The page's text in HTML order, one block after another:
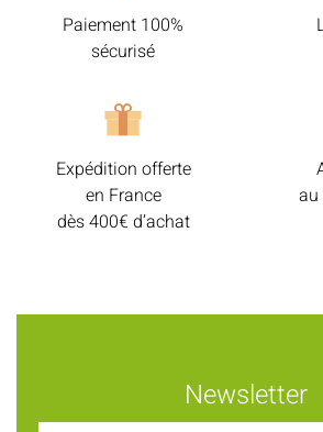
Paiement 100%
sécurisé
Expédition offerte
en France
dès 400€ d’achat
au
Newsletter